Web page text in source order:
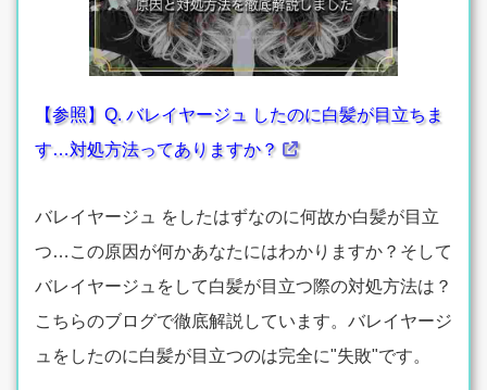
【参照】Q. バレイヤージュ したのに白髪が目立ちま
す…対処方法ってありますか？
バレイヤージュ をしたはずなのに何故か白髪が目立
つ…この原因が何かあなたにはわかりますか？そして
バレイヤージュをして白髪が目立つ際の対処方法は？
こちらのブログで徹底解説しています。バレイヤージ
ュをしたのに白髪が目立つのは完全に"失敗"です。